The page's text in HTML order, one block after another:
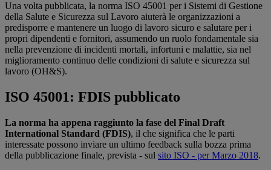
Una volta pubblicata, la norma ISO 45001 per i Sistemi di Gestione
della Salute e Sicurezza sul Lavoro aiuterà le organizzazioni a
predisporre e mantenere un luogo di lavoro sicuro e salutare per i
propri dipendenti e fornitori, assumendo un ruolo fondamentale sia
nella prevenzione di incidenti mortali, infortuni e malattie, sia nel
miglioramento continuo delle condizioni di salute e sicurezza sul
lavoro (OH&S).
ISO 45001: FDIS pubblicato
La norma ha appena raggiunto la fase del Final Draft
International Standard (FDIS), il che significa che le parti
interessate possono inviare un ultimo feedback sulla bozza prima
della pubblicazione finale, prevista - sul sito ISO - per Marzo 2018.